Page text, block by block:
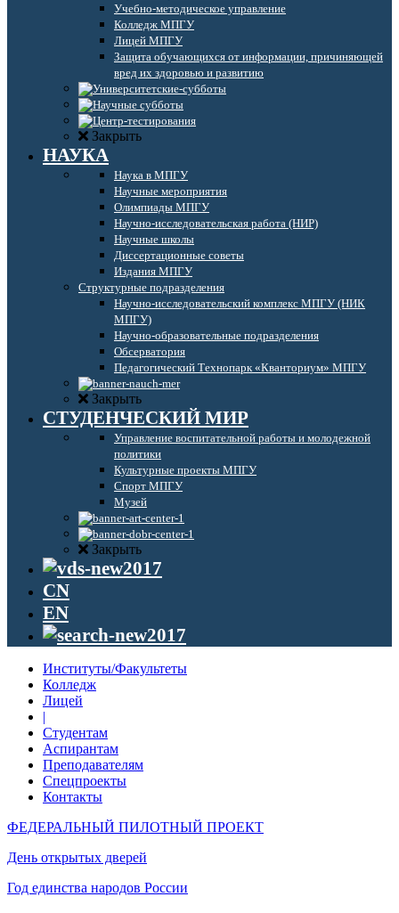
Учебно-методическое управление
Колледж МПГУ
Лицей МПГУ
Защита обучающихся от информации, причиняющей
вред их здоровью и развитию
Закрыть
НАУКА
Наука в МПГУ
Научные мероприятия
Олимпиады МПГУ
Научно-исследовательская работа (НИР)
Научные школы
Диссертационные советы
Издания МПГУ
Структурные подразделения
Научно-исследовательский комплекс МПГУ (НИК
МПГУ)
Научно-образовательные подразделения
Обсерватория
Педагогический Технопарк «Кванториум» МПГУ
Закрыть
СТУДЕНЧЕСКИЙ МИР
Управление воспитательной работы и молодежной
политики
Культурные проекты МПГУ
Спорт МПГУ
Музей
Закрыть
CN
EN
Институты/Факультеты
Колледж
Лицей
|
Студентам
Аспирантам
Преподавателям
Спецпроекты
Контакты
ФЕДЕРАЛЬНЫЙ ПИЛОТНЫЙ ПРОЕКТ
День открытых дверей
Год единства народов России